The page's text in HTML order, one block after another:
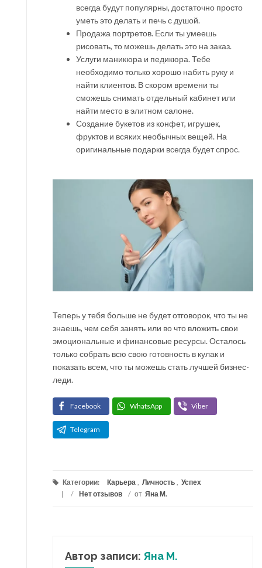
всегда будут популярны, достаточно просто
уметь это делать и печь с душой.
Продажа портретов. Если ты умеешь
рисовать, то можешь делать это на заказ.
Услуги маникюра и педикюра. Тебе
необходимо только хорошо набить руку и
найти клиентов. В скором времени ты
сможешь снимать отдельный кабинет или
найти место в элитном салоне.
Создание букетов из конфет, игрушек,
фруктов и всяких необычных вещей. На
оригинальные подарки всегда будет спрос.
Теперь у тебя больше не будет отговорок, что ты не
знаешь, чем себя занять или во что вложить свои
эмоциональные и финансовые ресурсы. Осталось
только собрать всю свою готовность в кулак и
показать всем, что ты можешь стать лучшей бизнес-
леди.
Facebook WhatsApp Viber
Telegram
Категории: Карьера , Личность , Успех
/
Нет отзывов / от Яна М.
Автор записи: Яна М.